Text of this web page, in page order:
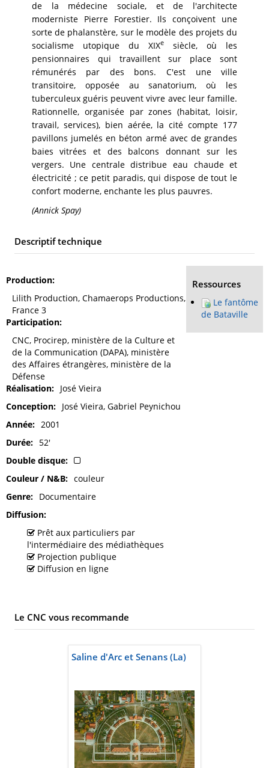
de la médecine sociale, et de l'architecte
moderniste Pierre Forestier. Ils conçoivent une
sorte de phalanstère, sur le modèle des projets du
socialisme utopique du XIXe
siècle, où les
pensionnaires qui travaillent sur place sont
rémunérés par des bons. C'est une ville
transitoire, opposée au sanatorium, où les
tuberculeux guéris peuvent vivre avec leur famille.
Rationnelle, organisée par zones (habitat, loisir,
travail, services), bien aérée, la cité compte 177
pavillons jumelés en béton armé avec de grandes
baies vitrées et des balcons donnant sur les
vergers. Une centrale distribue eau chaude et
électricité ; ce petit paradis, qui dispose de tout le
confort moderne, enchante les plus pauvres.
(Annick Spay)
Descriptif technique
Production
Lilith Production, Chamaerops Productions,
France 3
Participation
CNC, Procirep, ministère de la Culture et
de la Communication (DAPA), ministère
des Affaires étrangères, ministère de la
Défense
Réalisation
José Vieira
Conception
José Vieira, Gabriel Peynichou
Année
2001
Durée
52'
Double disque
Couleur / N&B
couleur
Genre
Documentaire
Diffusion
Prêt aux particuliers par
l'intermédiaire des médiathèques
Projection publique
Diffusion en ligne
Ressources
Le fantôme
de Bataville
Le CNC vous recommande
Saline d'Arc et Senans (La)